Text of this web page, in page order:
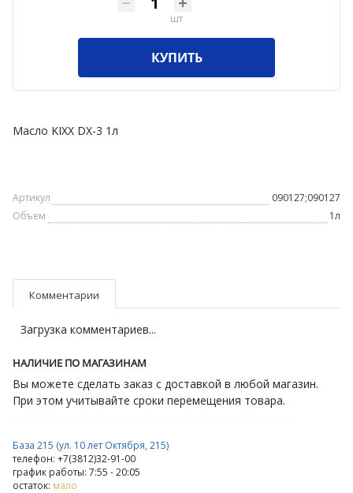
шт
КУПИТЬ
Масло KIXX DX-3 1л
Артикул
090127;090127
Объем
1л
Комментарии
Загрузка комментариев...
НАЛИЧИЕ ПО МАГАЗИНАМ
Вы можете сделать заказ с доставкой в любой магазин.
При этом учитывайте сроки перемещения товара.
База 215 (ул. 10 лет Октября, 215)
телефон: +7(3812)32-91-00
график работы: 7:55 - 20:05
остаток: мало